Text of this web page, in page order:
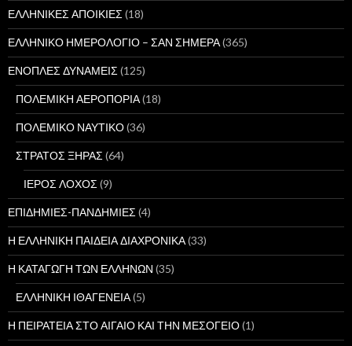
ΕΛΛΗΝΙΚΕΣ ΑΠΟΙΚΙΕΣ(18)
ΕΛΛΗΝΙΚΟ ΗΜΕΡΟΛΟΓΙΟ – ΣΑΝ ΣΗΜΕΡΑ(365)
ΕΝΟΠΛΕΣ ΔΥΝΑΜΕΙΣ(125)
ΠΟΛΕΜΙΚΗ ΑΕΡΟΠΟΡΙΑ(18)
ΠΟΛΕΜΙΚΟ ΝΑΥΤΙΚΟ(36)
ΣΤΡΑΤΟΣ ΞΗΡΑΣ(64)
ΙΕΡΟΣ ΛΟΧΟΣ(9)
ΕΠΙΔΗΜΙΕΣ-ΠΑΝΔΗΜΙΕΣ(4)
Η ΕΛΛΗΝΙΚΗ ΠΑΙΔΕΙΑ ΔΙΑΧΡΟΝΙΚΑ(33)
Η ΚΑΤΑΓΩΓΗ ΤΩΝ ΕΛΛΗΝΩΝ (35)
ΕΛΛΗΝΙΚΗ ΙΘΑΓΕΝΕΙΑ(5)
Η ΠΕΙΡΑΤΕΙΑ ΣΤΟ ΑΙΓΑΙΟ ΚΑΙ ΤΗΝ ΜΕΣΟΓΕΙΟ(1)